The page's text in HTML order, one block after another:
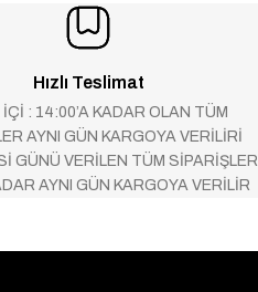
Hızlı Teslimat
: 14:00’A KADAR OLAN TÜM
AYNI GÜN KARGOYA VERİLİRİ
GÜNÜ VERİLEN TÜM SİPARİŞLER
AYNI GÜN KARGOYA VERİLİR